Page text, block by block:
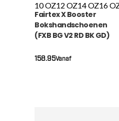
10 OZ12 OZ14 OZ16
Fairtex X Booster
Bokshandschoenen
(FXB BG V2 RD BK GD)
Vanaf
158.95